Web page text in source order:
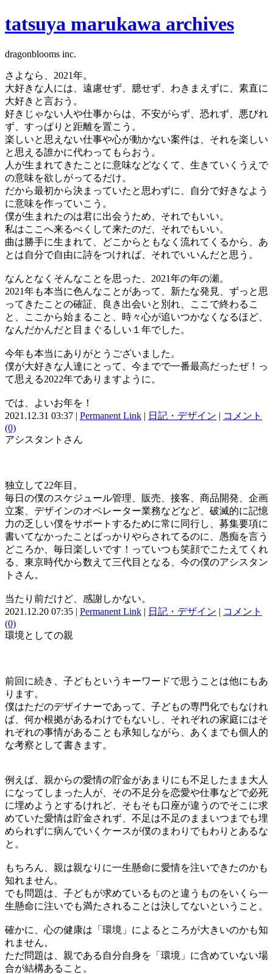
tatsuya marukawa archives
dragonblooms inc.
さよなら、2021年。
大好きな人には、遠慮せず、臆せず、わきまえずに、素直に
大好きと言おう。
好きじゃない人や仕事からは、不安がらず、恐れず、悪びれ
ず、すっぱりと距離を置こう。
楽しいと思えない仕事や心が動かない案件は、それを楽しい
と思える誰かに代わってもらおう。
人が生まれてきたことに意味などなくて、生きていくうえで
の意味を欲しがってるだけ。
だから最初から決まっていたと思わずに、自分で好きなよう
に意味を作っていこう。
僕が生まれたのは君に出会うため、それでもいい。
私はここへ来るべくして来たのだ、それでもいい。
曲は勝手に生まれて、どこからともなく流れてくるから、あ
とは自分で自由に詩をつければ、それでいいんだと思う。
なんとなくそんなことを思った、2021年の年の瀬。
2021年も本当に色んなことがあって、新たな発見、ずっと思
ってきたことの確証、良き出会いと別れ、ここで終わるこ
と、ここから始まること、時々心が追いつかなくなるほど、
なんだかんだと目まぐるしい１年でした。
今年も本当にありがとうございました。
僕が大好きな人達にとって、今までで一番最高だったぜ！っ
て思える2022年でありますように。
では、よいお年を！
2021.12.31 03:37 | Permanent Link | 日記・デザイン | コメント
(0)
アシスタントさん
独立して22年目。
毎日の僕のスケジュール管理、販売、接客、商品開発、企画
立案、デザインのオペレーター業務などなど、破滅的に記憶
力の乏しい僕をサポートするために常に同行し、募集要項に
書いてなかったことばっかりやらされてるのに、愚痴を言う
どころか、毎日楽しいです！っていつも笑顔でこたえてくれ
る、東京時代から数えて三代目となる、今の僕のアシスタン
トさん。
当たり前だけど、感謝しかない。
2021.12.20 07:35 | Permanent Link | 日記・デザイン | コメント
(0)
環境としての親
前回に続き、子どもというキーワードで思うことは他にもあ
ります。
僕はただのデザイナーであって、子どもの専門化でもなけれ
ば、何か根拠があるわけでもないし、それぞれの家庭にはそ
れぞれの事情があることも承知しながら、あくまでも個人的
な考察として書きます。
例えば、親からの愛情の貯金があまりにも不足したまま大人
になってしまった人が、その不足分を恋愛や仕事などで必死
に埋めようとするけれど、そもそも口座が違うのでそこに求
めていた愛情は貯金されず、不足は不足のままいつまでも埋
められずに病んでいくケースが僕のまわりでもわりとあるな
と。
もちろん、親は親なりに一生懸命に愛情を注いできたのかも
知れません。
でも問題は、子どもが求めているものと違うものをいくら一
生懸命に注いでも満たされることは決してないということ。
確かに、心の健康は「環境」によるところが大きいのかも知
れません。
ただ問題は、親である自分自身を「環境」に含めていない場
合が結構あること。